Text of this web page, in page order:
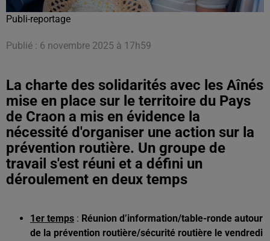
Publi-reportage
Publié : 6 novembre 2025 à 17h59
La charte des solidarités avec les Aînés
mise en place sur le territoire du Pays
de Craon a mis en évidence la
nécessité d'organiser une action sur la
prévention routière. Un groupe de
travail s'est réuni et a défini un
déroulement en deux temps
1er temps : Réunion d’information/table-ronde autour
de la prévention routière/sécurité routière le vendredi